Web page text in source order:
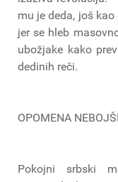
mu je deda, još
jer se hleb
ubožjake kako
dedinih reči.
OPOMENA
Pokojni srbski